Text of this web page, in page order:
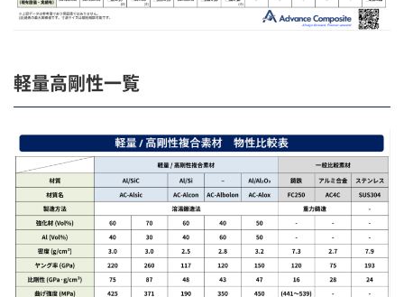
軽量高剛性一覧